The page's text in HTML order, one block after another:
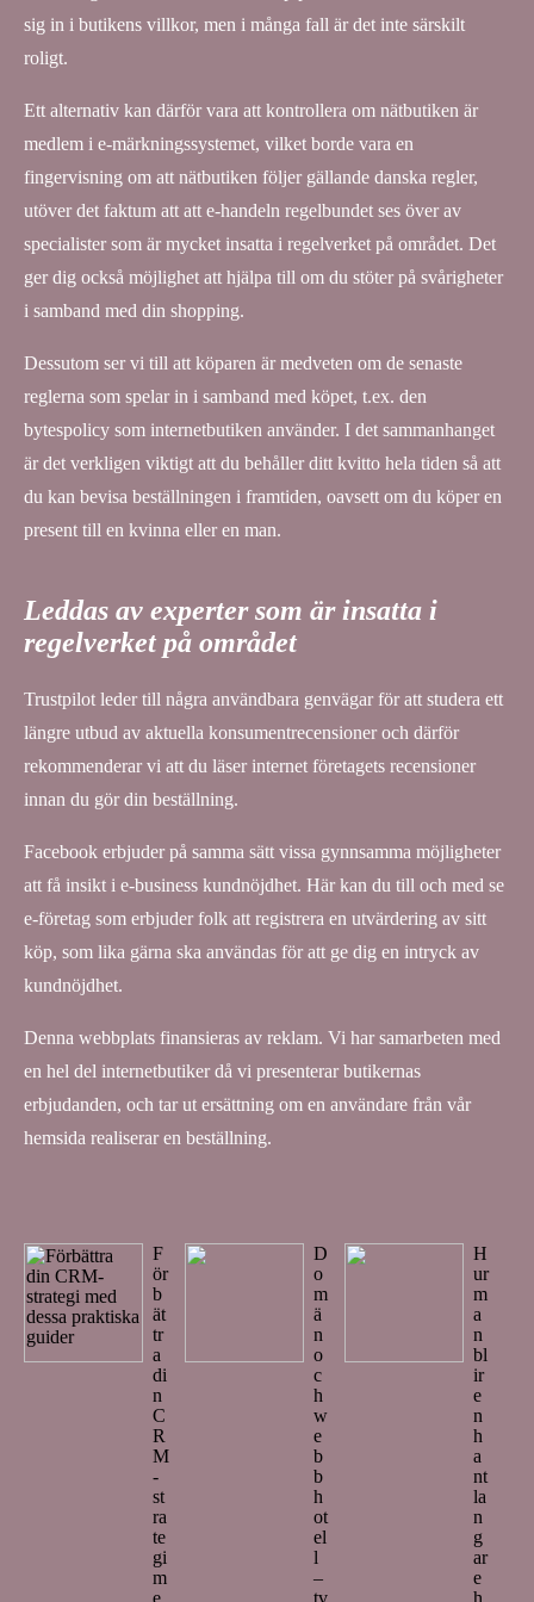
sig in i butikens villkor, men i många fall är det inte särskilt
roligt.
Ett alternativ kan därför vara att kontrollera om nätbutiken är
medlem i e-märkningssystemet, vilket borde vara en
fingervisning om att nätbutiken följer gällande danska regler,
utöver det faktum att att e-handeln regelbundet ses över av
specialister som är mycket insatta i regelverket på området. Det
ger dig också möjlighet att hjälpa till om du stöter på svårigheter
i samband med din shopping.
Dessutom ser vi till att köparen är medveten om de senaste
reglerna som spelar in i samband med köpet, t.ex. den
bytespolicy som internetbutiken använder. I det sammanhanget
är det verkligen viktigt att du behåller ditt kvitto hela tiden så att
du kan bevisa beställningen i framtiden, oavsett om du köper en
present till en kvinna eller en man.
Leddas av experter som är insatta i
regelverket på området
Trustpilot leder till några användbara genvägar för att studera ett
längre utbud av aktuella konsumentrecensioner och därför
rekommenderar vi att du läser internet företagets recensioner
innan du gör din beställning.
Facebook erbjuder på samma sätt vissa gynnsamma möjligheter
att få insikt i e-business kundnöjdhet. Här kan du till och med se
e-företag som erbjuder folk att registrera en utvärdering av sitt
köp, som lika gärna ska användas för att ge dig en intryck av
kundnöjdhet.
Denna webbplats finansieras av reklam. Vi har samarbeten med
en hel del internetbutiker då vi presenterar butikernas
erbjudanden, och tar ut ersättning om en användare från vår
hemsida realiserar en beställning.
F
ör
b
ät
tr
a
di
n
C
R
M
-
st
ra
te
gi
m
e
D
o
m
ä
n
o
c
h
w
e
b
b
h
ot
el
l
–
tv
H
ur
m
a
n
bl
ir
e
n
h
a
nt
la
n
g
ar
e
h